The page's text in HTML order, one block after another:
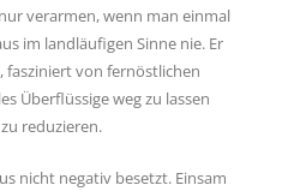
verarmen, wenn man einmal
im landläufigen Sinne nie. Er
fasziniert von fernöstlichen
Überflüssige weg zu lassen
reduzieren.
nicht negativ besetzt. Einsam